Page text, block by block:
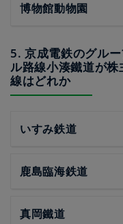
博物館動物園
5. 京成電鉄のグル
ル路線小湊鐵道が
線はどれか
いすみ鉄道
鹿島臨海鉄道
真岡鐵道